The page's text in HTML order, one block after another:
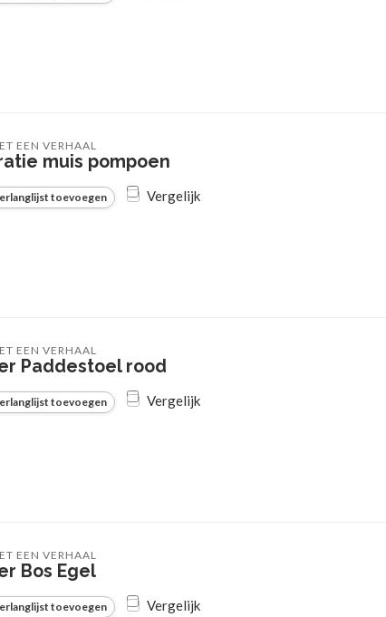
EEN VERHAAL
muis pompoen
toevoegen Vergelijk
EEN VERHAAL
Paddestoel rood
toevoegen Vergelijk
EEN VERHAAL
Bos Egel
toevoegen Vergelijk